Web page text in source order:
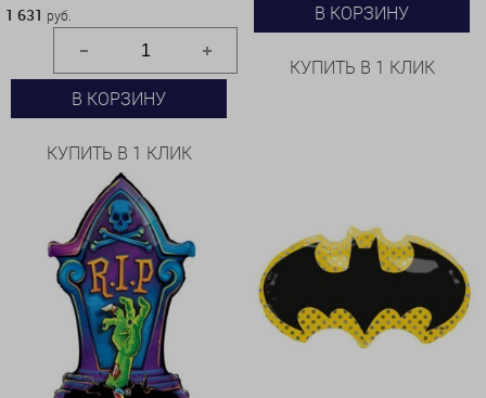
1 631 руб.
В КОРЗИНУ
КУПИТЬ В 1 КЛИК
В КОРЗИНУ
КУПИТЬ В 1 КЛИК